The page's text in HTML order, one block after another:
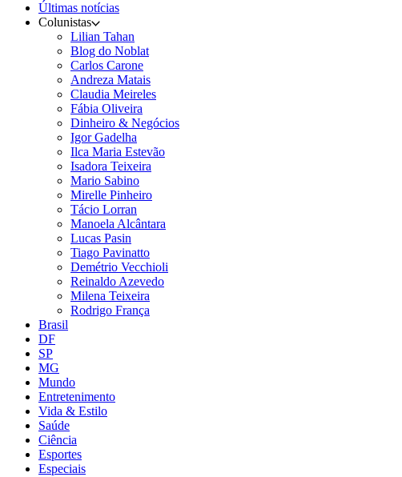
Últimas notícias
Colunistas
Lilian Tahan
Blog do Noblat
Carlos Carone
Andreza Matais
Claudia Meireles
Fábia Oliveira
Dinheiro & Negócios
Igor Gadelha
Ilca Maria Estevão
Isadora Teixeira
Mario Sabino
Mirelle Pinheiro
Tácio Lorran
Manoela Alcântara
Lucas Pasin
Tiago Pavinatto
Demétrio Vecchioli
Reinaldo Azevedo
Milena Teixeira
Rodrigo França
Brasil
DF
SP
MG
Mundo
Entretenimento
Vida & Estilo
Saúde
Ciência
Esportes
Especiais